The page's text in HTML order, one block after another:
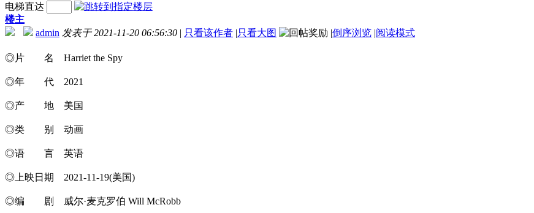
电梯直达
楼主
admin 发表于 2021-11-20 06:56:30 | 只看该作者 |只看大图 |倒序浏览 |阅读模式
◎片 名 Harriet the Spy
◎年 代 2021
◎产 地 美国
◎类 别 动画
◎语 言 英语
◎上映日期 2021-11-19(美国)
◎编 剧 威尔·麦克罗伯 Will McRobb